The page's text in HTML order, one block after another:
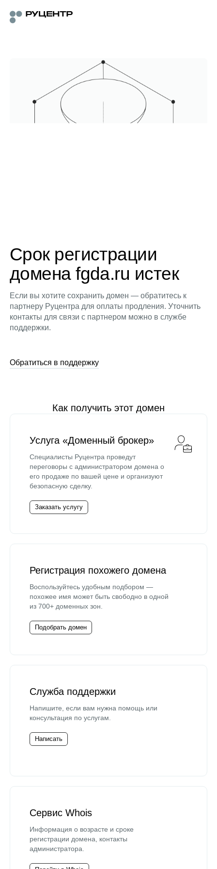
Срок регистрации
домена fgda.ru истек
Если вы хотите сохранить домен — обратитесь к
партнеру Руцентра для оплаты продления. Уточнить
контакты для связи с партнером можно в службе
поддержки.
Обратиться в поддержку
Как получить этот домен
Услуга «Доменный брокер»
Специалисты Руцентра проведут
переговоры с администратором домена о
его продаже по вашей цене и организуют
безопасную сделку.
Заказать услугу
Регистрация похожего домена
Воспользуйтесь удобным подбором —
похожее имя может быть свободно в одной
из 700+ доменных зон.
Подобрать домен
Служба поддержки
Напишите, если вам нужна помощь или
консультация по услугам.
Написать
Сервис Whois
Информация о возрасте и сроке
регистрации домена, контакты
администратора.